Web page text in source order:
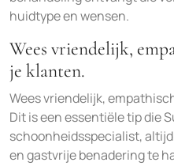
huidtype en wensen.
Wees vriendelijk,
je klanten.
Wees vriendelijk,
Dit is een essentiële tip die
schoonheidsspecialist,
en gastvrije benadering te